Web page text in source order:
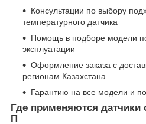
Консультации по выбору
температурного датчика
Помощь в подборе модели
эксплуатации
Оформление заказа с
регионам Казахстана
Гарантию на все модели и
Где применяются датчики
П